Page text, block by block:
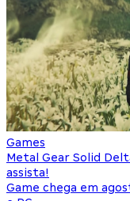
Games
Metal Gear Solid
assista!
Game chega em